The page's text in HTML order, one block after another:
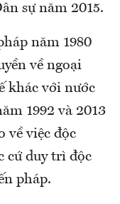
sự năm 2015.
năm 1980
về ngoại
khác với nước
1992 và 2013
về việc độc
cứ duy trì độc
pháp.